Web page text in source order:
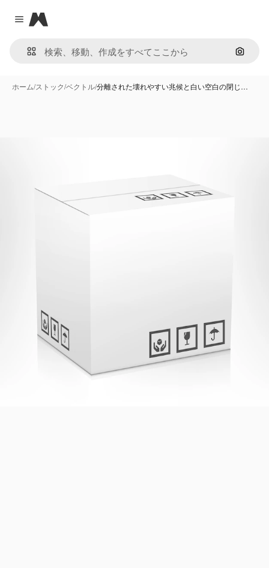
Close menu
Magnific
画像で
ホーム/ストック/ベクトル/分離された壊れやすい兆候と白い空白の閉じ…